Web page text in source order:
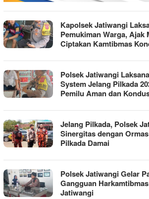
Kapolsek Jatiwangi
Pemukiman Warga, Ajak
Ciptakan Kamtibmas
Polsek Jatiwangi
System Jelang Pilkada
Pemilu Aman dan
Jelang Pilkada, Polsek
Sinergitas dengan
Pilkada Damai
Polsek Jatiwangi Gelar
Gangguan
Jatiwangi